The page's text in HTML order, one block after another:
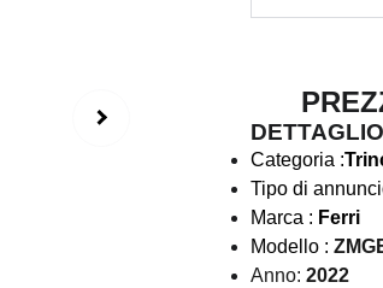
Categoria :
Tipo di
Marca : Ferri
Modello :
Anno: 2022